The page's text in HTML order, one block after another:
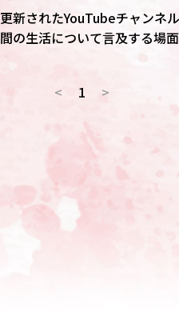
新されたYouTubeチャンネ
いて言及する場面があった。 昨年4月に
た田中。「この1年間はどう
と、田中は「さすがに闇堕
< 1 >